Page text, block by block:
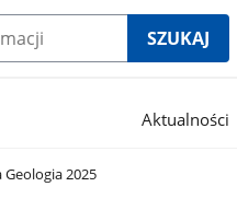
SZUKAJ
Aktualności
Geologia 2025